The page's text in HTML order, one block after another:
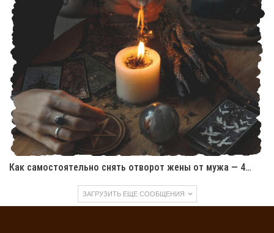
подарок). От профессионала
Отворот любовницы от мужа читать — 9
проверенных обрядов
Как навести порчу на здоровье в домашних
условиях самостоятельно
Как навести порчу вековуху в домашних
условиях самостоятельно
Как самостоятельно снять отворот жены от мужа — 4…
ЗАГРУЗИТЬ ЕЩЕ СООБЩЕНИЯ